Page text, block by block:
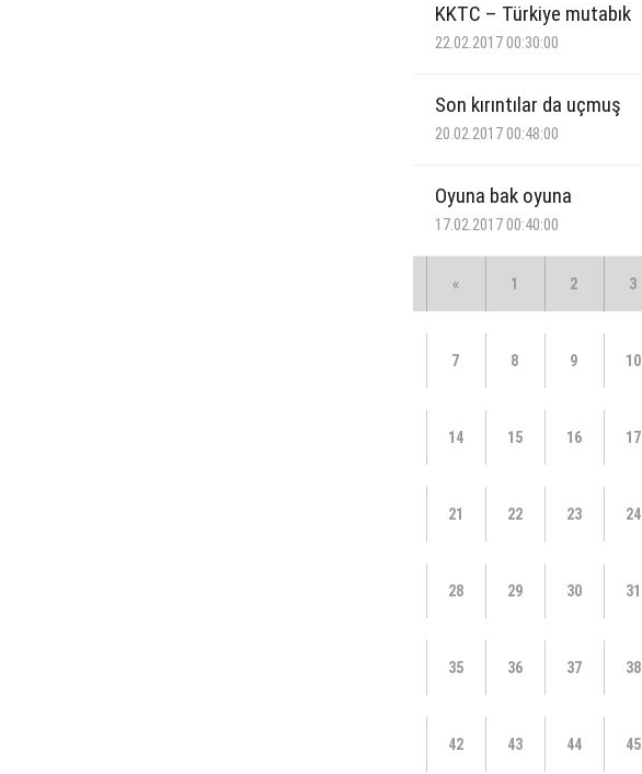
KKTC – Türkiye mutabık
22.02.2017 00:30:00
Son kırıntılar da uçmuş
20.02.2017 00:48:00
Oyuna bak oyuna
17.02.2017 00:40:00
« 1 2 3
7 8 9 10
14 15 16 17
21 22 23 24
28 29 30 31
35 36 37 38
42 43 44 45